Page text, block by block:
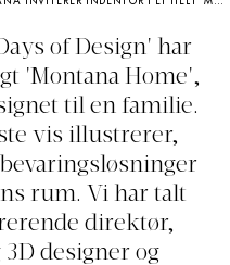
of Design' har
'Montana Home',
til en familie.
vis illustrerer,
rum. Vi har talt
direktør,
3D designer og